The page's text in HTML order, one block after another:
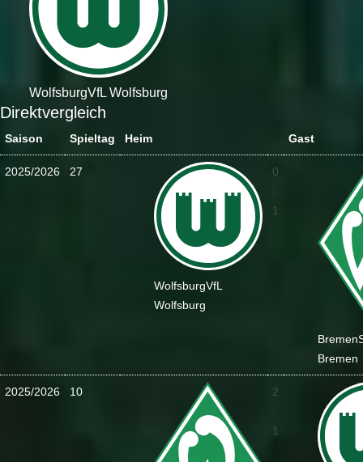
WolfsburgVfL Wolfsburg
Direktvergleich
Saison Spieltag Heim Gast
2025/2026 27
WolfsburgVfL
Wolfsburg
0
:
1
Bremen
Bremen
2025/2026 10
2
:
1